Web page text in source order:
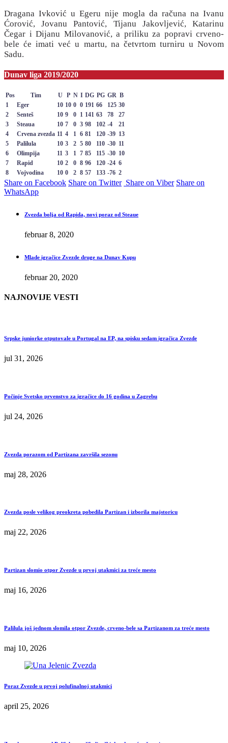
Dragana Ivković u Egeru nije mogla da računa na Ivanu
Ćorović, Jovanu Pantović, Tijanu Jakovljević, Katarinu
Čegar i Dijanu Milovanović, a priliku za popravi crveno-
bele će imati već u martu, na četvrtom turniru u Novom
Sadu.
Dunav liga 2019/2020
Pos Tim U P N I DG PG GR B
1
Eger 10 10 0 0 191 66 125 30
2
Senteš 10 9 0 1 141 63 78
27
3
Steaua 10 7 0 3 98 102 -4
21
4
Crvena zvezda 11 4 1 6 81 120 -39 13
5
Palilula 10 3 2 5 80 110 -30 11
6
Olimpija 11 3 1 7 85 115 -30 10
7
Rapid 10 2 0 8 96 120 -24 6
8
Vojvodina 10 0 2 8 57 133 -76 2
Share on Facebook Share on Twitter Share on Viber Share on
WhatsApp
Zvezda bolja od Rapida, novi poraz od Steaue
februar 8, 2020
Mlade igračice Zvezde druge na Dunav Kupu
februar 20, 2020
NAJNOVIJE VESTI
Srpske juniorke otputovale u Portugal na EP, na spisku sedam igračica Zvezde
jul 31, 2026
Počinje Svetsko prvenstvo za igračice do 16 godina u Zagrebu
jul 24, 2026
Zvezda porazom od Partizana završila sezonu
maj 28, 2026
Zvezda posle velikog preokreta pobedila Partizan i izborila majstoricu
maj 22, 2026
Partizan slomio otpor Zvezde u prvoj utakmici za treće mesto
maj 16, 2026
Palilula još jednom slomila otpor Zvezde, crveno-bele sa Partizanom za treće mesto
maj 10, 2026
Poraz Zvezde u prvoj polufinalnoj utakmici
april 25, 2026